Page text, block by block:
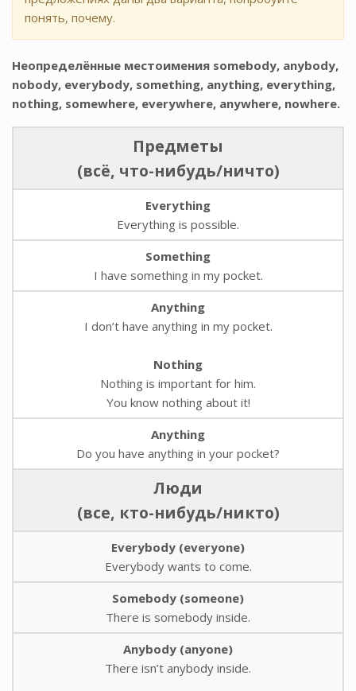
понять, почему.
Неопределённые местоимения somebody, anybody,
nobody, everybody, something, anything, everything,
nothing, somewhere, everywhere, anywhere, nowhere.
Предметы
(всё, что-нибудь/ничто)
Everything
Everything is possible.
Something
I have something in my pocket.
Anything
I don’t have anything in my pocket.
Nothing
Nothing is important for him.
You know nothing about it!
Anything
Do you have anything in your pocket?
Люди
(все, кто-нибудь/никто)
Everybody (everyone)
Everybody wants to come.
Somebody (someone)
There is somebody inside.
Anybody (anyone)
There isn’t anybody inside.